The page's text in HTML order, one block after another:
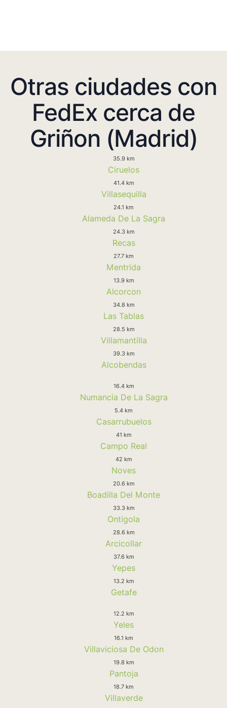
Otras ciudades con
FedEx cerca de
Griñon (Madrid)
35.9 km
Ciruelos
41.4 km
Villasequilla
24.1 km
Alameda De La Sagra
24.3 km
Recas
27.7 km
Mentrida
13.9 km
Alcorcon
34.8 km
Las Tablas
28.5 km
Villamantilla
39.3 km
Alcobendas
16.4 km
Numancia De La Sagra
5.4 km
Casarrubuelos
41 km
Campo Real
42 km
Noves
20.6 km
Boadilla Del Monte
33.3 km
Ontigola
28.6 km
Arcicollar
37.6 km
Yepes
13.2 km
Getafe
12.2 km
Yeles
16.1 km
Villaviciosa De Odon
19.8 km
Pantoja
18.7 km
Villaverde